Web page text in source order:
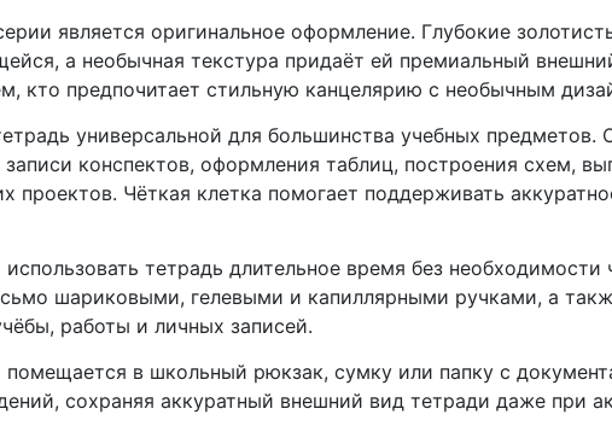
является оригинальное оформление. Глубокие
а необычная текстура придаёт ей премиальный
кто предпочитает стильную канцелярию с необычным
универсальной для большинства учебных
конспектов, оформления таблиц, построения схем,
проектов. Чёткая клетка помогает поддерживать
тетрадь длительное время без необходимости
шариковыми, гелевыми и капиллярными ручками, а
работы и личных записей.
в школьный рюкзак, сумку или папку с
сохраняя аккуратный внешний вид тетради даже при